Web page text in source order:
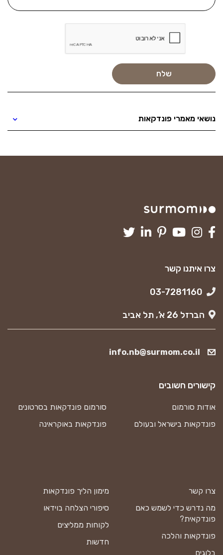
נושאי מאמרי פונדקאות
צרו איתנו קשר
הברזל 26 א’, תל אביב
info.nb@surmom.co.il
צרו קשר
מה נדרש כדי לשמש כאם
פונדקאית?
פונדקאות והלכה
בלוגים
מימון הליך פונדקאות
סיפורי הצלחה בוידאו
לקוחות ממליצים
חדשות
קישורים חשובים
אודות סורמום
סורמום פונדקאות בסרטונים
פונדקאות בישראל ובעולם
פונדקאות באוקראינה